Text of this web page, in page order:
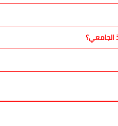
الجامعي؟